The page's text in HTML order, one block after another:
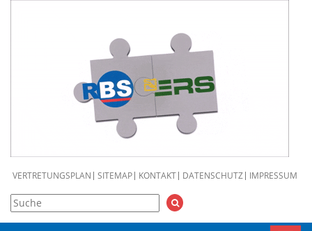
VERTRETUNGSPLAN SITEMAP KONTAKT DATENSCHUTZ IMPRESSUM